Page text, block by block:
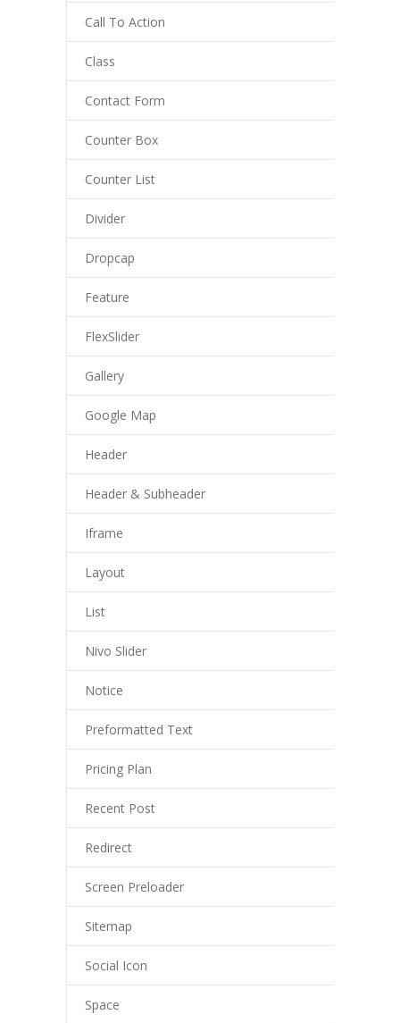
Call To Action
Class
Contact Form
Counter Box
Counter List
Divider
Dropcap
Feature
FlexSlider
Gallery
Google Map
Header
Header & Subheader
Iframe
Layout
List
Nivo Slider
Notice
Preformatted Text
Pricing Plan
Recent Post
Redirect
Screen Preloader
Sitemap
Social Icon
Space